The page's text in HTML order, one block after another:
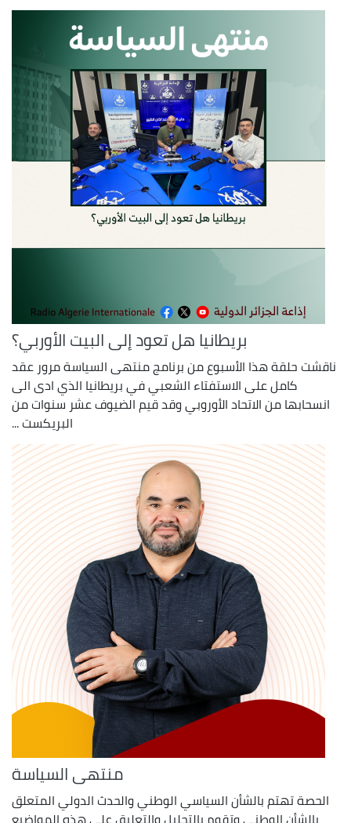
بريطانيا هل تعود إلى البيت الأوربي؟
ناقشت حلقة هذا الأسبوع من برنامج منتهى السياسة مرور عقد
كامل على الاستفتاء الشعبي في بريطانيا الذي ادى الى
انسحابها من الاتحاد الأوروبي وقد قيم الضيوف عشر سنوات من
البريكست ...
منتهى السياسة
الحصة تهتم بالشأن السياسي الوطني والحدث الدولي المتعلق